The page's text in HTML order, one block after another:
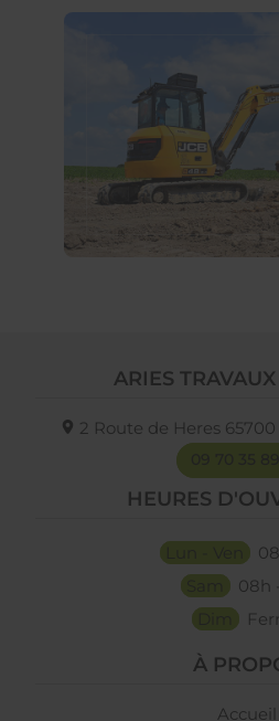
ARIES
2 Route de Heres 65700
HEURES
08h
À
Accueil